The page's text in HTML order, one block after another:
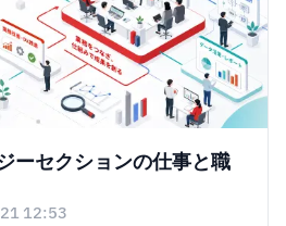
ーセクションの仕事と職
12:53